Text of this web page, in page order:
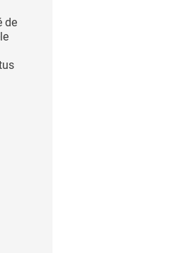
de